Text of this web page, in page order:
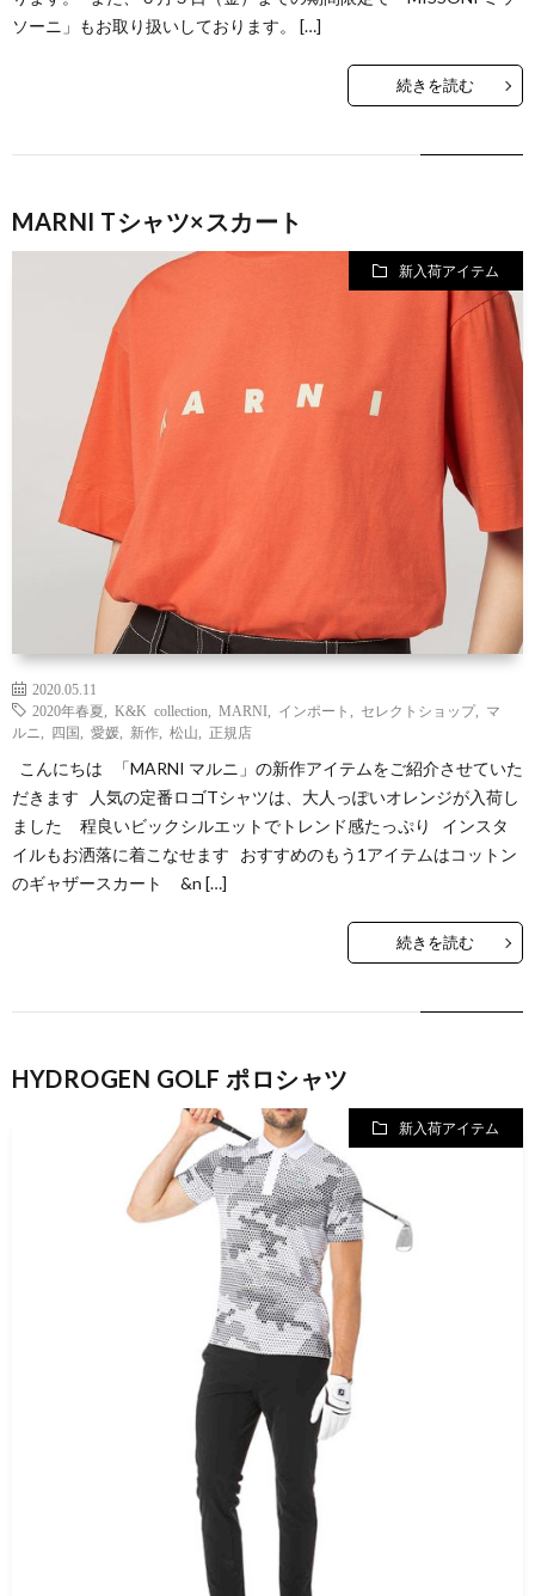
ソーニ」もお取り扱いしております。 […]
続きを読む
MARNI Tシャツ×スカート
新入荷アイテム
2020.05.11
2020年春夏
K&K collection MARNI インポート セレクトショップ, マ
ルニ
四国 愛媛 新作 松山 正規店
こんにちは 「MARNI マルニ」の新作アイテムをご紹介させていた
だきます 人気の定番ロゴTシャツは、大人っぽいオレンジが入荷し
ました 程良いビックシルエットでトレンド感たっぷり インスタ
イルもお洒落に着こなせます おすすめのもう1アイテムはコットン
のギャザースカート &n […]
続きを読む
HYDROGEN GOLF ポロシャツ
新入荷アイテム